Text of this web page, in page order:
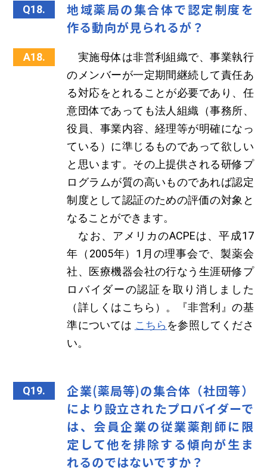
Q18.
地域薬局の集合体で認定制度を
作る動向が見られるが？
A18.
実施母体は非営利組織で、事業執行
のメンバーが一定期間継続して責任あ
る対応をとれることが必要であり、任
意団体であっても法人組織（事務所、
役員、事業内容、経理等が明確になっ
ている）に準じるものであって欲しい
と思います。その上提供される研修プ
ログラムが質の高いものであれば認定
制度として認証のための評価の対象と
なることができます。
なお、アメリカのACPEは、平成17
年（2005年）1月の理事会で、製薬会
社、医療機器会社の行なう生涯研修プ
ロバイダーの認証を取り消しました
（詳しくはこちら）。『非営利』の基
準については こちら を参照してくださ
い。
Q19.
企業(薬局等)の集合体（社団等）
により設立されたプロバイダーで
は、会員企業の従業薬剤師に限
定して他を排除する傾向が生ま
れるのではないですか？